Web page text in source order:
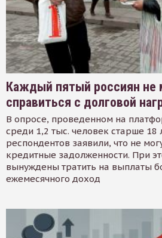
Каждый пятый россиян не
справиться с долговой
В опросе, проведенном на
среди 1,2 тыс. человек старше 18
респондентов заявили, что не
кредитные задолженности. При
вынуждены тратить на выплаты
ежемесячного доход